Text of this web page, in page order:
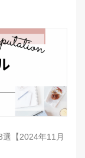
【2024年11月